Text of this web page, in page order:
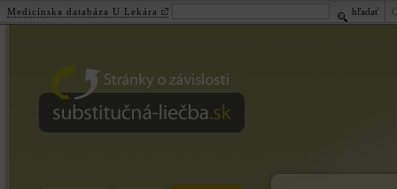
substitučná-liečba.sk
Medicínska databáza U Lekára hľadať